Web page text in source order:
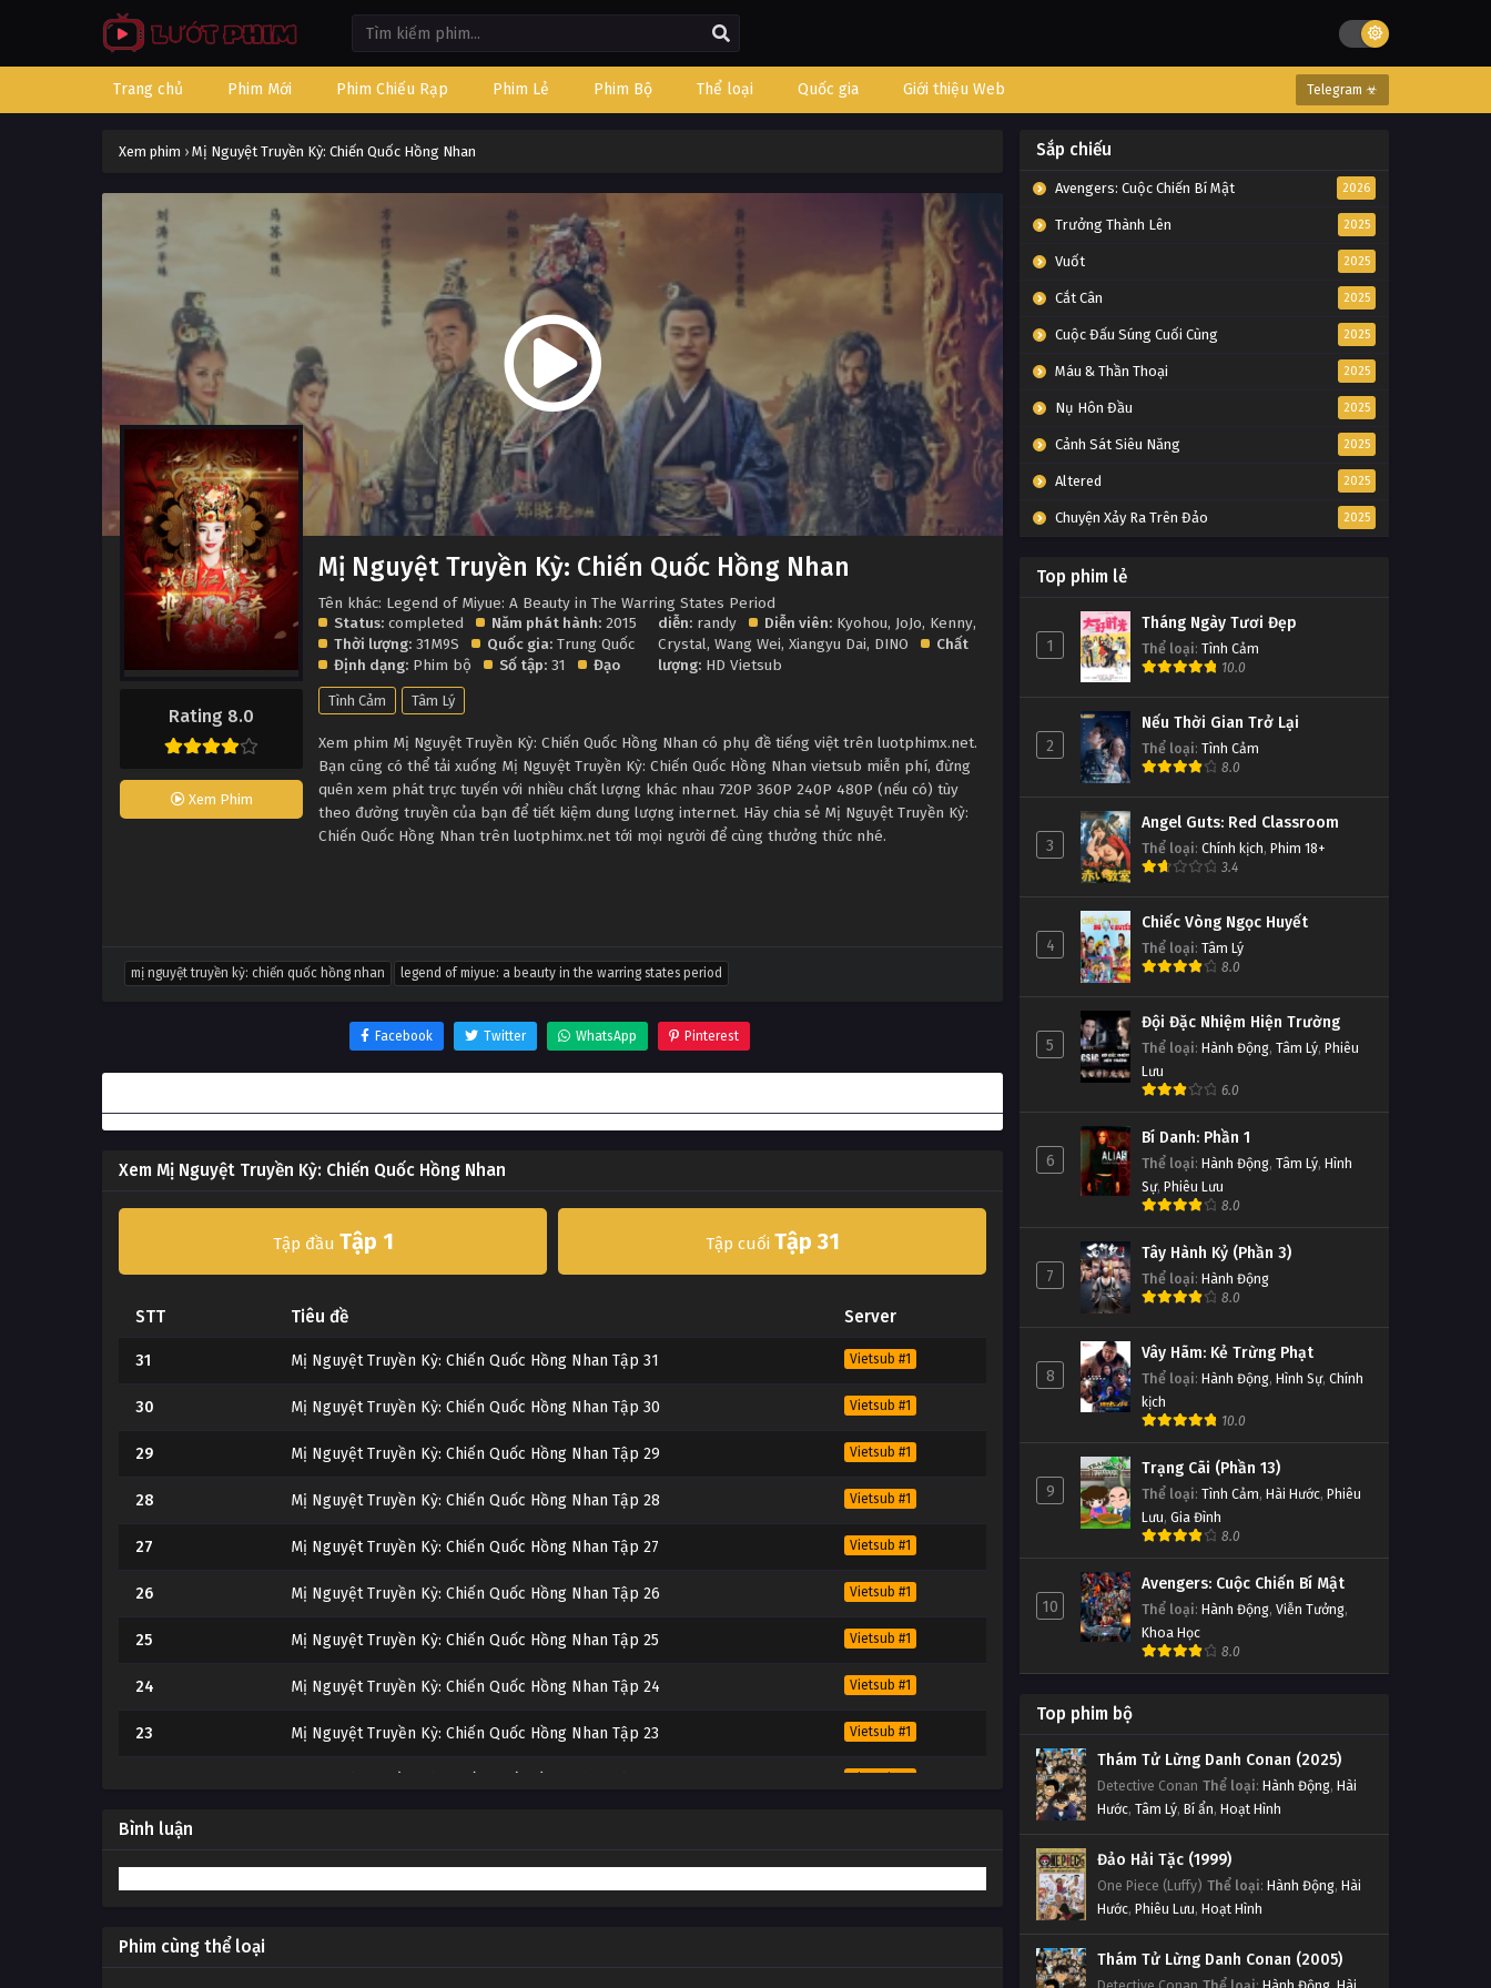
Trang chủ Phim Mới Phim Chiếu Rạp Phim Lẻ Phim Bộ Thể loại Quốc gia Giới thiệu Web Telegram ☣
Xem phim › Mị Nguyệt Truyền Kỳ: Chiến Quốc Hồng Nhan
Rating 8.0
Xem Phim
Mị Nguyệt Truyền Kỳ: Chiến Quốc Hồng Nhan
Tên khác: Legend of Miyue: A Beauty in The Warring States Period
Status: completed Năm phát hành: 2015
Thời lượng: 31M9S Quốc gia: Trung Quốc
Định dạng: Phim bộ Số tập: 31 Đạo
diễn: randy Diễn viên: Kyohou, JoJo, Kenny,
Crystal, Wang Wei, Xiangyu Dai, DINO
Chất
lượng: HD Vietsub
Tình Cảm Tâm Lý
Xem phim Mị Nguyệt Truyền Kỳ: Chiến Quốc Hồng Nhan có phụ đề tiếng việt trên luotphimx.net.
Bạn cũng có thể tải xuống Mị Nguyệt Truyền Kỳ: Chiến Quốc Hồng Nhan vietsub miễn phí, đừng
quên xem phát trực tuyến với nhiều chất lượng khác nhau 720P 360P 240P 480P (nếu có) tùy
theo đường truyền của bạn để tiết kiệm dung lượng internet. Hãy chia sẻ Mị Nguyệt Truyền Kỳ:
Chiến Quốc Hồng Nhan trên luotphimx.net tới mọi người để cùng thưởng thức nhé.
mị nguyệt truyền kỳ: chiến quốc hồng nhan legend of miyue: a beauty in the warring states period
Facebook Twitter WhatsApp Pinterest
Xem Mị Nguyệt Truyền Kỳ: Chiến Quốc Hồng Nhan
Tập đầu Tập 1 Tập cuối Tập 31
STT Tiêu đề Server
31 Mị Nguyệt Truyền Kỳ: Chiến Quốc Hồng Nhan Tập 31 Vietsub #1
30 Mị Nguyệt Truyền Kỳ: Chiến Quốc Hồng Nhan Tập 30 Vietsub #1
29 Mị Nguyệt Truyền Kỳ: Chiến Quốc Hồng Nhan Tập 29 Vietsub #1
28 Mị Nguyệt Truyền Kỳ: Chiến Quốc Hồng Nhan Tập 28 Vietsub #1
27 Mị Nguyệt Truyền Kỳ: Chiến Quốc Hồng Nhan Tập 27 Vietsub #1
26 Mị Nguyệt Truyền Kỳ: Chiến Quốc Hồng Nhan Tập 26 Vietsub #1
25 Mị Nguyệt Truyền Kỳ: Chiến Quốc Hồng Nhan Tập 25 Vietsub #1
24 Mị Nguyệt Truyền Kỳ: Chiến Quốc Hồng Nhan Tập 24 Vietsub #1
23 Mị Nguyệt Truyền Kỳ: Chiến Quốc Hồng Nhan Tập 23 Vietsub #1
Vietsub #1
21
20 Mị Nguyệt Truyền Kỳ: Chiến Quốc Hồng Nhan Tập 20 Vietsub #1
18 Mị Nguyệt Truyền Kỳ: Chiến Quốc Hồng Nhan Tập 18 Vietsub #1
Bình luận
Phim cùng thể loại
Sắp chiếu
Avengers: Cuộc Chiến Bí Mật 2026
Trưởng Thành Lên 2025
Vuốt 2025
Cắt Cân 2025
Cuộc Đấu Súng Cuối Cùng 2025
Máu & Thần Thoại 2025
Nụ Hôn Đầu 2025
Cảnh Sát Siêu Năng 2025
Altered 2025
Chuyện Xảy Ra Trên Đảo 2025
Top phim lẻ
1
Tháng Ngày Tươi Đẹp
Thể loại: Tình Cảm
10.0
2
Nếu Thời Gian Trở Lại
Thể loại: Tình Cảm
8.0
3
Angel Guts: Red Classroom
Thể loại: Chính kịch, Phim 18+
3.4
4
Chiếc Vòng Ngọc Huyết
Thể loại: Tâm Lý
8.0
5
Đội Đặc Nhiệm Hiện Trường
Thể loại: Hành Động, Tâm Lý, Phiêu
Lưu
6.0
6
Bí Danh: Phần 1
Thể loại: Hành Động, Tâm Lý, Hình
Sự, Phiêu Lưu
8.0
7
Tây Hành Kỷ (Phần 3)
Thể loại: Hành Động
8.0
8
Vây Hãm: Kẻ Trừng Phạt
Thể loại: Hành Động, Hình Sự, Chính
kịch
10.0
9
Trạng Cãi (Phần 13)
Thể loại: Tình Cảm, Hài Hước, Phiêu
Lưu, Gia Đình
8.0
10
Avengers: Cuộc Chiến Bí Mật
Thể loại: Hành Động, Viễn Tưởng,
Khoa Học
8.0
Top phim bộ
Thám Tử Lừng Danh Conan (2025)
Detective Conan Thể loại: Hành Động, Hài
Hước, Tâm Lý, Bí ẩn, Hoạt Hình
Đảo Hải Tặc (1999)
One Piece (Luffy) Thể loại: Hành Động, Hài
Hước, Phiêu Lưu, Hoạt Hình
Thám Tử Lừng Danh Conan (2005)